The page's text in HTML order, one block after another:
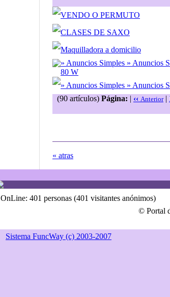
VENDO O PERMUTO
CLASES DE SAXO
Maquilladora a domicilio
» Anuncios Simples »
80 W
» Anuncios Simples » Anuncios
(90 artículos) Página: | ‹‹ Anterior|
« atras
OnLine: 401 personas (401 visitantes anónimos)
© Portal
Sistema FuncWay (c) 2003-2007